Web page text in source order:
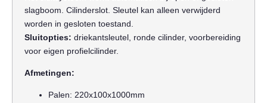
slagboom. Cilinderslot. Sleutel kan alleen verwijderd
worden in gesloten toestand.
Sluitopties: driekantsleutel, ronde cilinder, voorbereiding
voor eigen profielcilinder.
Afmetingen:
Palen: 220x100x1000mm